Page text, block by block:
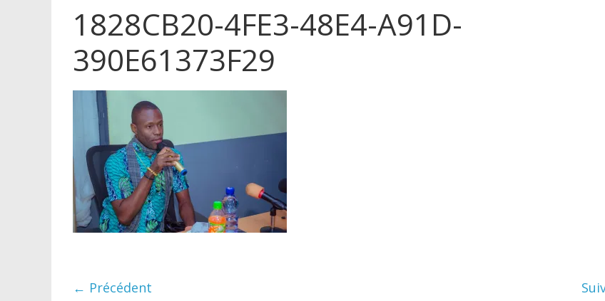
1828CB20-4FE3-48E4-A91D-
390E61373F29
← Précédent